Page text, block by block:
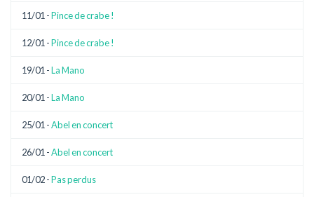
11/01 -Pince de crabe !
12/01 -Pince de crabe !
19/01 -La Mano
20/01 -La Mano
25/01 -Abel en concert
26/01 -Abel en concert
01/02 -Pas perdus